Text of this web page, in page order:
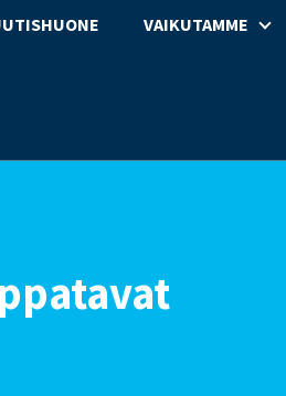
VAIKUTAMME